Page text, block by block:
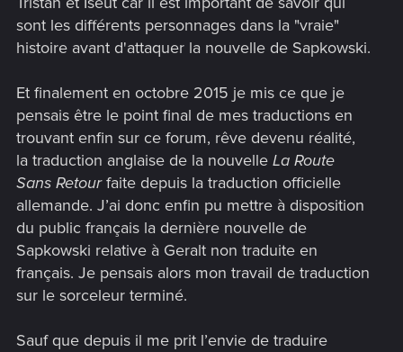
sont les différents personnages dans la "vraie"
histoire avant d'attaquer la nouvelle de Sapkowski.
Et finalement en octobre 2015 je mis ce que je
pensais être le point final de mes traductions en
trouvant enfin sur ce forum, rêve devenu réalité,
la traduction anglaise de la nouvelle La Route
Sans Retourfaite depuis la traduction officielle
allemande. J’ai donc enfin pu mettre à disposition
du public français la dernière nouvelle de
Sapkowski relative à Geralt non traduite en
français. Je pensais alors mon travail de traduction
sur le sorceleur terminé.
Sauf que depuis il me prit l’envie de traduire